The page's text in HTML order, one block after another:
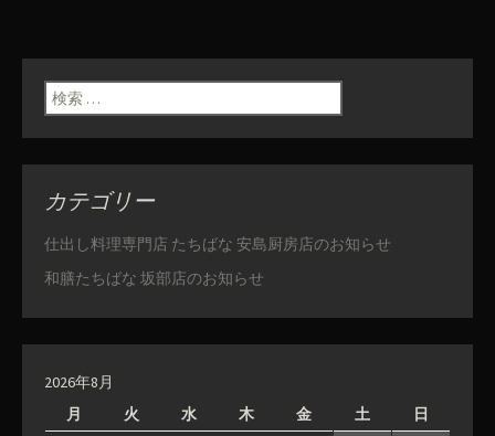
検索:
カテゴリー
仕出し料理専門店 たちばな 安島厨房店のお知らせ
和膳たちばな 坂部店のお知らせ
2026年8月
月
火 水 木 金 土 日